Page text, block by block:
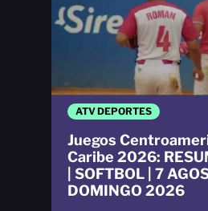
ATV DEPORTES
Juegos
Caribe 2026:
| SOFTBOL | 7
DOMINGO 2026